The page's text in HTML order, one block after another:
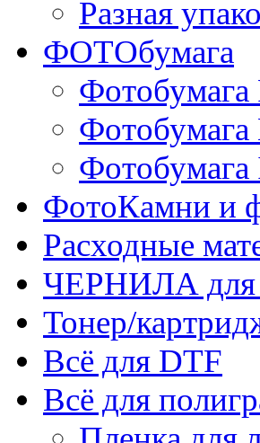
Разная
ФОТОбумага
Фотобумага
ФотоКамни
Расходные
ЧЕРНИЛА для
Тонер/
Всё для DTF
Всё для